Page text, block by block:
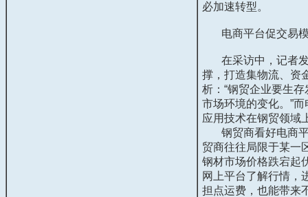
必加速转型。
电商平台促交易
在采访中，记者发
撑，打造集物流、资
析：“钢贸企业要生存
市场环境的变化。”
应用技术在钢贸领域
钢贸商看好电商平
贸商往往局限于某一
钢材市场价格跌宕起
网上平台了解行情，
担点运费，也能带来